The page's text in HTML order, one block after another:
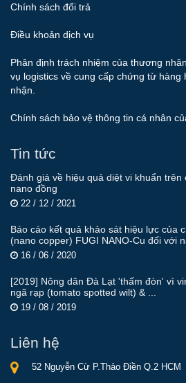
Chính sách đổi trả
Điều khoản dịch vụ
Phân định trách nhiệm của thương
vụ logistics về cung cấp chứng từ hàng
nhận.
Chính sách bảo vệ thông tin cá nhân
Tin tức
Đánh giá về hiệu quả diệt vi khuẩn trên
nano đồng
22 / 12 / 2021
Báo cáo kết quả khảo sát hiệu lực của
(nano copper) FUGI NANO-Cu đối với
16 / 06 / 2020
[2019] Nông dân Đà Lạt 'thấm đòn' vì
ngã rạp (tomato spotted wilt) & ...
19 / 08 / 2019
Liên hệ
52 Nguyễn Cừ P.Thảo Điền Q.2 HCM